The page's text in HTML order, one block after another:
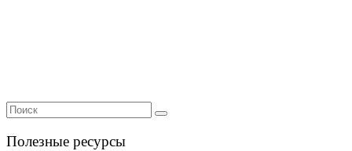
Полезные ресурсы